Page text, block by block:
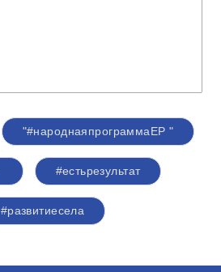
"#народнаяпрограммаЕР "
#естьрезультат
#развитиесела